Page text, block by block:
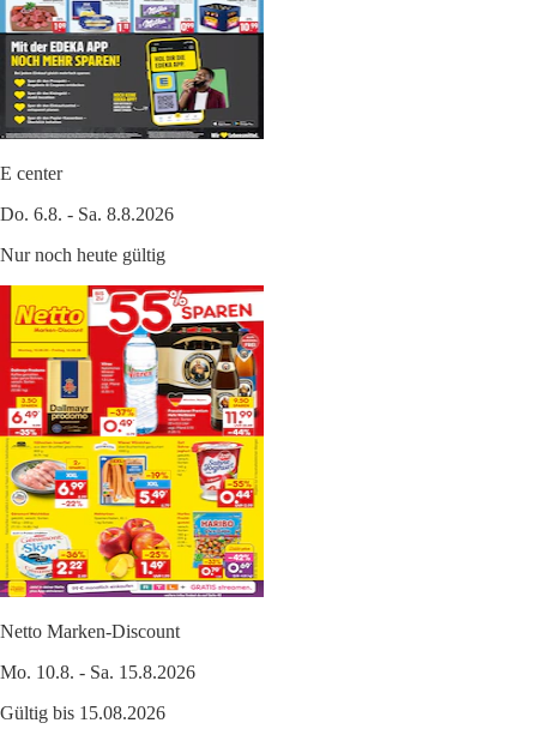
E center
Do. 6.8. - Sa. 8.8.2026
Nur noch heute gültig
Netto Marken-Discount
Mo. 10.8. - Sa. 15.8.2026
Gültig bis 15.08.2026